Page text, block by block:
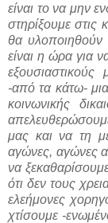
είναι το να μην
στηρίξουμε στις
θα υλοποιηθούν
είναι η ώρα για
-από τα κάτω-
κοινωνικής
μας και να τη
αγώνες, αγώνες
να
ότι δεν τους
ελεήμονες
χτίσουμε -